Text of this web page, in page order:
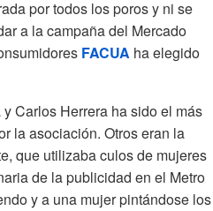
por todos los poros y ni se
a la campaña del Mercado
FACUA ha elegido
Carlos Herrera ha sido el más
la asociación. Otros eran la
que utilizaba culos de mujeres
de la publicidad en el Metro
y a una mujer pintándose los